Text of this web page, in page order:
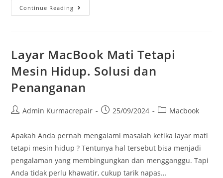
Continue Reading
Layar MacBook Mati Tetapi
Mesin Hidup. Solusi dan
Penanganan
Admin Kurmacrepair 25/09/2024 Macbook
Apakah Anda pernah mengalami masalah ketika layar mati
tetapi mesin hidup ? Tentunya hal tersebut bisa menjadi
pengalaman yang membingungkan dan mengganggu. Tapi
Anda tidak perlu khawatir, cukup tarik napas…